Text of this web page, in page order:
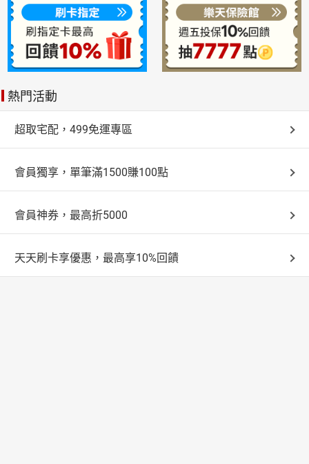
熱門活動
超取宅配，499免運專區
會員獨享，單筆滿1500賺100點
會員神券，最高折5000
天天刷卡享優惠，最高享10%回饋